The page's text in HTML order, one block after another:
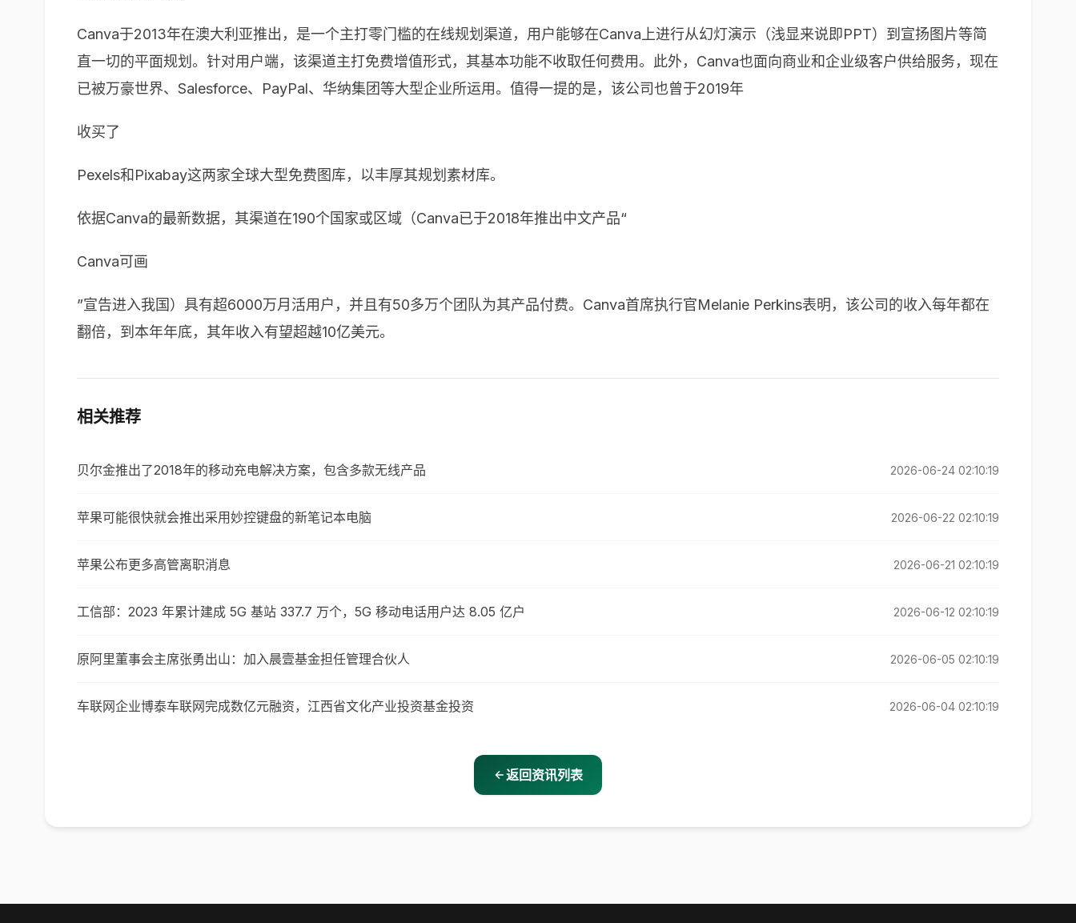
Canva于2013年在澳大利亚推出，是一个主打零门槛的在线规划渠道，用户能够在Canva上进行从幻灯演示（浅显来说即PPT）到宣扬图片等简
直一切的平面规划。针对用户端，该渠道主打免费增值形式，其基本功能不收取任何费用。此外，Canva也面向商业和企业级客户供给服务，现在
已被万豪世界、Salesforce、PayPal、华纳集团等大型企业所运用。值得一提的是，该公司也曾于2019年
收买了
Pexels和Pixabay这两家全球大型免费图库，以丰厚其规划素材库。
依据Canva的最新数据，其渠道在190个国家或区域（Canva已于2018年推出中文产品“
Canva可画
”宣告进入我国）具有超6000万月活用户，并且有50多万个团队为其产品付费。 Canva首席执行官Melanie Perkins表明，该公司的收入每年都在
翻倍，到本年年底，其年收入有望超越10亿美元。
相关推荐
贝尔金推出了2018年的移动充电解决方案，包含多款无线产品 2026-06-24 02:10:19
苹果可能很快就会推出采用妙控键盘的新笔记本电脑 2026-06-22 02:10:19
苹果公布更多高管离职消息 2026-06-21 02:10:19
工信部：2023 年累计建成 5G 基站 337.7 万个，5G 移动电话用户达 8.05 亿户 2026-06-12 02:10:19
原阿里董事会主席张勇出山：加入晨壹基金担任管理合伙人 2026-06-05 02:10:19
车联网企业博泰车联网完成数亿元融资，江西省文化产业投资基金投资 2026-06-04 02:10:19
返回资讯列表